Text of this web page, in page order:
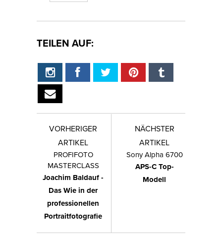
TEILEN AUF:
VORHERIGER
ARTIKEL
PROFIFOTO
MASTERCLASS
Joachim Baldauf -
Das Wie in der
professionellen
Portraitfotografie
NÄCHSTER
ARTIKEL
Sony Alpha 6700
APS-C Top-
Modell